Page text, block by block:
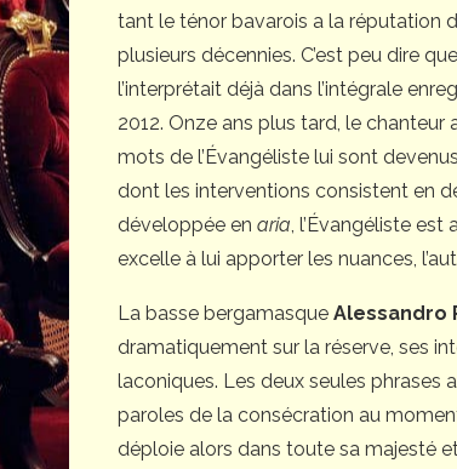
tant le ténor bavarois a la réputation
plusieurs décennies. C’est peu dire
l’interprétait déjà dans l’intégrale
2012. Onze ans plus tard, le chanteur
mots de l’Évangéliste lui sont
dont les interventions consistent en
développée en aria, l’Évangéliste
excelle à lui apporter les nuances,
La basse bergamasque Alessandro
dramatiquement sur la réserve, ses
laconiques. Les deux seules phrases
paroles de la consécration au
déploie alors dans toute sa majesté